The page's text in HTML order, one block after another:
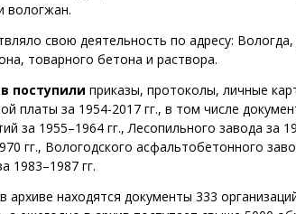
вологжан.
свою деятельность по адресу:
товарного бетона и раствора.
поступили приказы, протоколы, личные
платы за 1954-2017 гг., в том числе
за 1955–1964 гг., Лесопильного завода за
гг., Вологодского асфальтобетонного
1983–1987 гг.
архиве находятся документы 333